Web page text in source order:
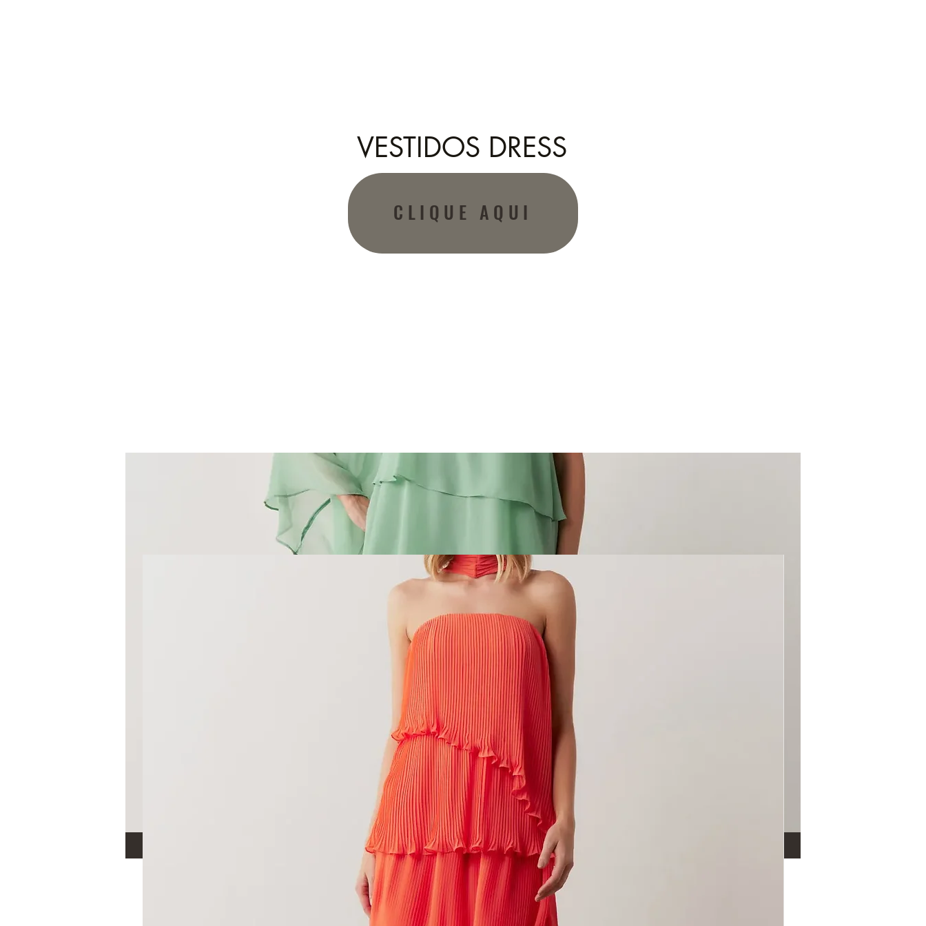
VESTIDOS DRESS
CLIQUE AQUI
Vestido Longo de Ombro Unico e Camadas Sobrepostas - Pompeia Menta